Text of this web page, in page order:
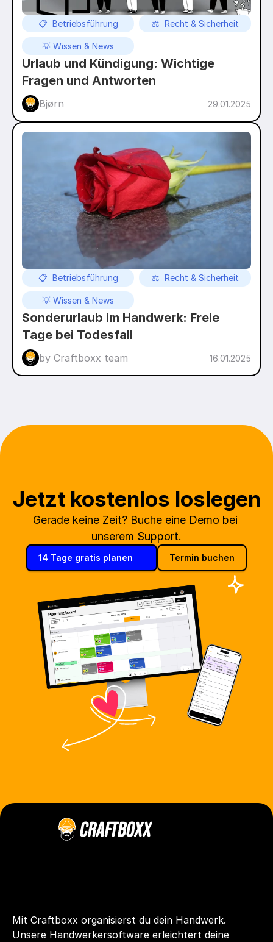
📋  Betriebsführung ⚖️  Recht & Sicherheit
💡 Wissen & News
Urlaub und Kündigung: Wichtige
Fragen und Antworten
Bjørn 29.01.2025
📋  Betriebsführung ⚖️  Recht & Sicherheit
💡 Wissen & News
Sonderurlaub im Handwerk: Freie
Tage bei Todesfall
by Craftboxx team 16.01.2025
Jetzt kostenlos loslegen
Gerade keine Zeit? Buche eine Demo bei
unserem Support.
14 Tage gratis planen Termin buchen
Mit Craftboxx organisierst du dein Handwerk.
Unsere Handwerkersoftware erleichtert deine